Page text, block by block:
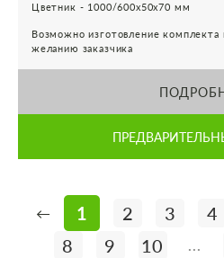
Цветник - 1000/600х50х70 мм
Возможно изготовление комплекта
желанию заказчика
← 1 2 3 4
8
9 10 ...